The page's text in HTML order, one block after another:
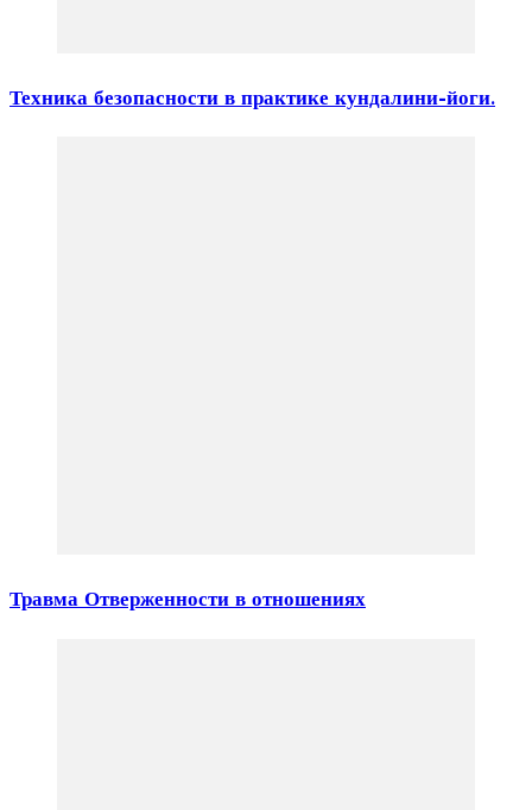
Техника безопасности в практике кундалини-йоги.
Травма Отверженности в отношениях